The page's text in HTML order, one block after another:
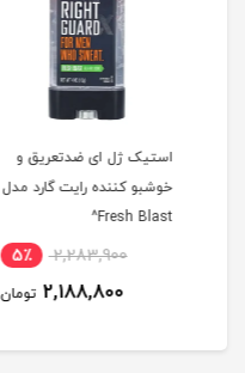
استیک ژل ای ضدتعریق و
خوشبو کننده رایت گارد مدل
Fresh Blast^
2,283,900 5٪
2,188,800 تومان